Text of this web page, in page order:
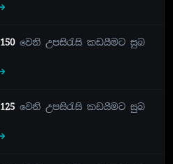
150වෙනි උපසිරැසි කඩයීමට සුබ
125 වෙනි උපසිරැසි කඩයීමට සුබ